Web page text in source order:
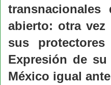
abierto: otra
sus
Expresión de
México igual